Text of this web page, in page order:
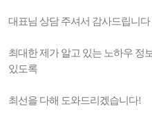
대표님 상담 주셔서 감사드립니다
최대한 제가 알고 있는 노하우 정
있도록
최선을 다해 도와드리겠습니다!